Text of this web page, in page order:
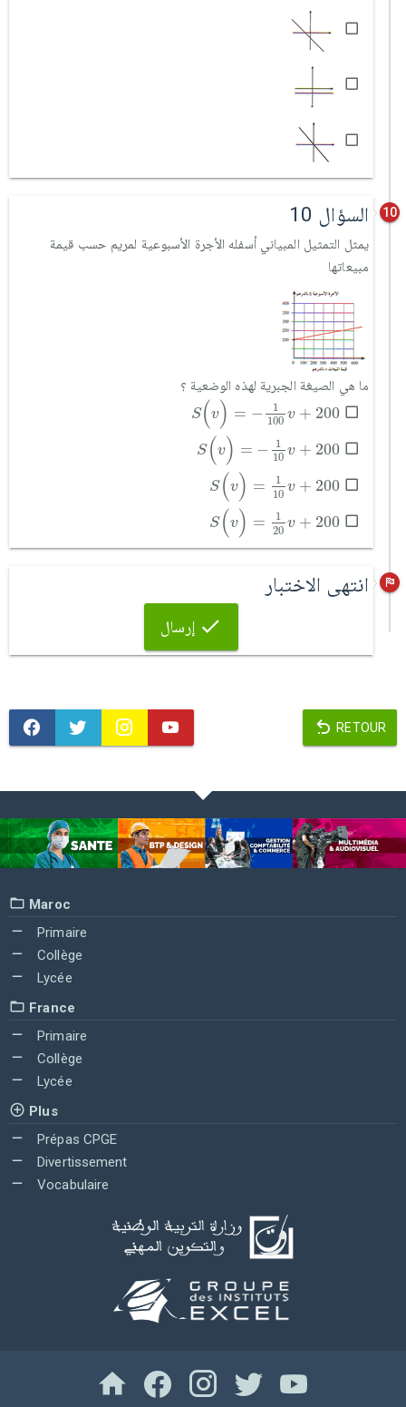
10 السؤال 10
يمثل التمثيل المبياني أسفله الأجرة الأسبوعية لمريم حسب قيمة
مبيعاتها
ما هي الصيغة الجبرية لهذه الوضعية ؟
S(v) = −
1
100 v + 200
S( v = 100v+ 200
S(v) = −
1
10 v + 200
(v) = +
S(v) =
1
10 v + 200
S v = v
S(v) =
1
20 v + 200
v = v
انتهى الاختبار
إرسال
RETOUR
Maroc
Primaire
Collège
Lycée
France
Primaire
Collège
Lycée
Plus
Prépas CPGE
Divertissement
Vocabulaire